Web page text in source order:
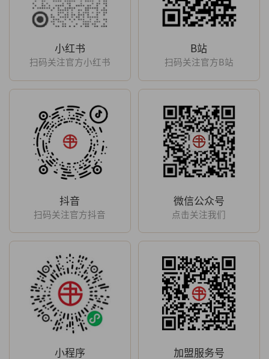
小红书
扫码关注官方小红书
B站
扫码关注官方B站
抖音
扫码关注官方抖音
微信公众号
点击关注我们
小程序 加盟服务号